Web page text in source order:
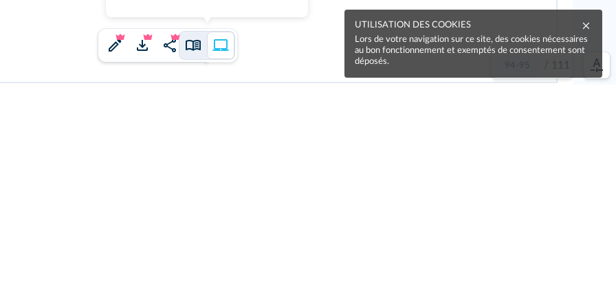
/ 111
UTILISATION DES COOKIES
Lors de votre navigation sur ce site, des cookies nécessaires
au bon fonctionnement et exemptés de consentement sont
déposés.